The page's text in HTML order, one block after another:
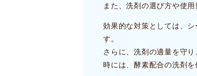
また、洗剤の選び方や使
効果的な対策としては、
す。
さらに、洗剤の適量を守
時には、酵素配合の洗剤